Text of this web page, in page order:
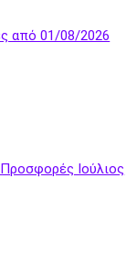
από 01/08/2026
Ιούλιος